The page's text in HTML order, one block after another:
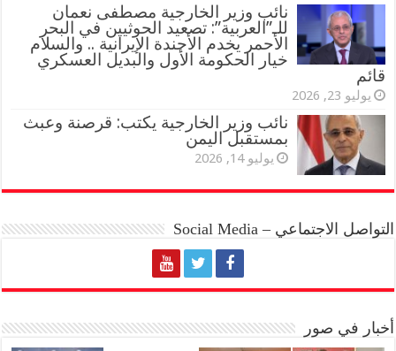
نائب وزير الخارجية مصطفى نعمان
للـ”العربية”: تصعيد الحوثيين في البحر
الأحمر يخدم الأجندة الإيرانية .. والسلام
خيار الحكومة الأول والبديل العسكري
قائم
يوليو 23, 2026
نائب وزير الخارجية يكتب: قرصنة وعبث
بمستقبل اليمن
يوليو 14, 2026
التواصل الاجتماعي – Social Media
أخبار في صور